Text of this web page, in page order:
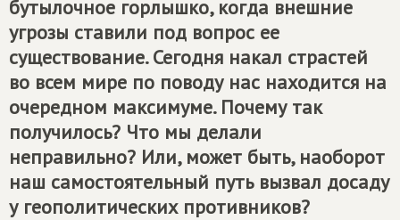
бутылочное горлышко, когда внешние
угрозы ставили под вопрос ее
существование. Сегодня накал страстей
во всем мире по поводу нас находится на
очередном максимуме. Почему так
получилось? Что мы делали
неправильно? Или, может быть, наоборот
наш самостоятельный путь вызвал досаду
у геополитических противников?